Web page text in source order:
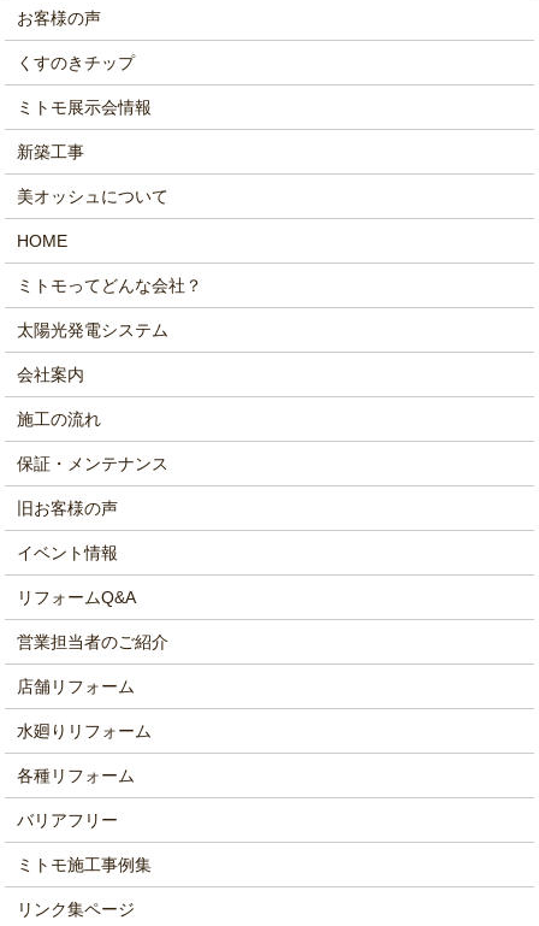
お客様の声
くすのきチップ
ミトモ展示会情報
新築工事
美オッシュについて
HOME
ミトモってどんな会社？
太陽光発電システム
会社案内
施工の流れ
保証・メンテナンス
旧お客様の声
イベント情報
リフォームQ&A
営業担当者のご紹介
店舗リフォーム
水廻りリフォーム
各種リフォーム
バリアフリー
ミトモ施工事例集
リンク集ページ